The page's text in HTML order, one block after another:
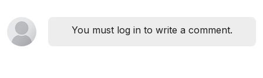
You must log in to write a comment.